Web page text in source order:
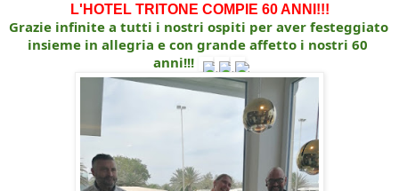
L'HOTEL TRITONE COMPIE 60 ANNI!!!
Grazie infinite a tutti i nostri ospiti per aver festeggiato
insieme in allegria e con grande affetto i nostri 60
anni!!!